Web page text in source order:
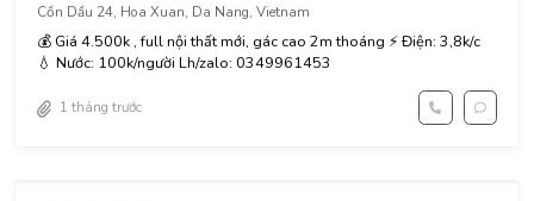
Cồn Dầu 24, Hoa Xuan, Da Nang, Vietnam
💰 Giá 4.500k , full nội thất mới, gác cao 2m thoáng ⚡️ Điện: 3,8k/c
💧 Nước: 100k/người Lh/zalo: 0349961453
1 tháng trước